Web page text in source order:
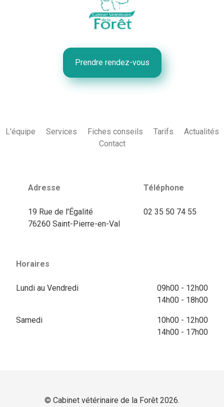
Prendre rendez-vous
L'équipe Services Fiches conseils Tarifs
Actualités
Contact
Adresse
19 Rue de l'Égalité
76260 Saint-Pierre-en-Val
Téléphone
02 35 50 74 55
Horaires
Lundi au Vendredi
09h00 - 12h00
14h00 - 18h00
Samedi
10h00 - 12h00
14h00 - 17h00
© Cabinet vétérinaire de la Forêt 2026.